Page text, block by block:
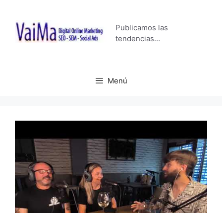
contenido
Publicamos las
tendencias…
Menú